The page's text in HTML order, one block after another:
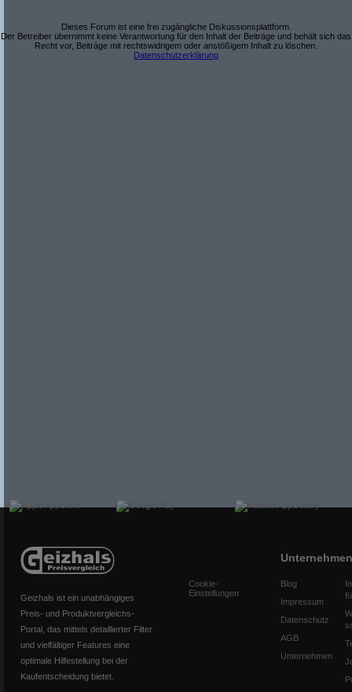
Dieses Forum ist eine frei zugängliche Diskussionsplattform.
Der Betreiber übernimmt keine Verantwortung für den Inhalt der Beiträge und behält sich das
Recht vor, Beiträge mit rechtswidrigem oder anstößigem Inhalt zu löschen.
Datenschutzerklärung
Geizhals ist ein unabhängiges
Preis- und Produktvergleichs-
Portal, das mittels detaillierter Filter
und vielfältiger Features eine
optimale Hilfestellung bei der
Kaufentscheidung bietet.
Cookie-
Einstellungen
Unternehmen
Blog
Impressum
Datenschutz
AGB
Unternehmen